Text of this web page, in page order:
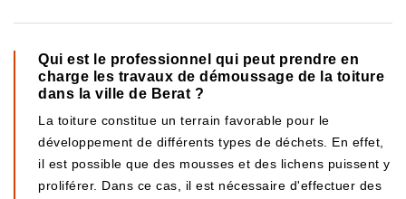
Qui est le professionnel qui peut prendre en
charge les travaux de démoussage de la toiture
dans la ville de Berat ?
La toiture constitue un terrain favorable pour le
développement de différents types de déchets. En effet,
il est possible que des mousses et des lichens puissent y
proliférer. Dans ce cas, il est nécessaire d'effectuer des